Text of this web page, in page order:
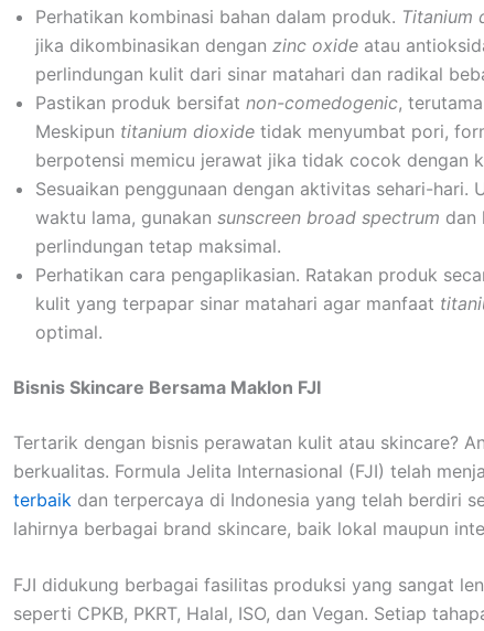
Perhatikan kombinasi bahan dalam produk. Titanium
jika dikombinasikan dengan zinc oxide atau
perlindungan kulit dari sinar matahari dan radikal
Pastikan produk bersifat non-comedogenic,
Meskipun titanium dioxide tidak menyumbat pori,
berpotensi memicu jerawat jika tidak cocok dengan
Sesuaikan penggunaan dengan aktivitas sehari-hari.
waktu lama, gunakan sunscreen broad spectrum dan
perlindungan tetap maksimal.
Perhatikan cara pengaplikasian. Ratakan produk
kulit yang terpapar sinar matahari agar manfaat
optimal.
Bisnis Skincare Bersama Maklon FJI
Tertarik dengan bisnis perawatan kulit atau skincare?
berkualitas. Formula Jelita Internasional (FJI) telah
terbaik dan terpercaya di Indonesia yang telah berdiri
lahirnya berbagai brand skincare, baik lokal maupun
FJI didukung berbagai fasilitas produksi yang sangat
seperti CPKB, PKRT, Halal, ISO, dan Vegan. Setiap